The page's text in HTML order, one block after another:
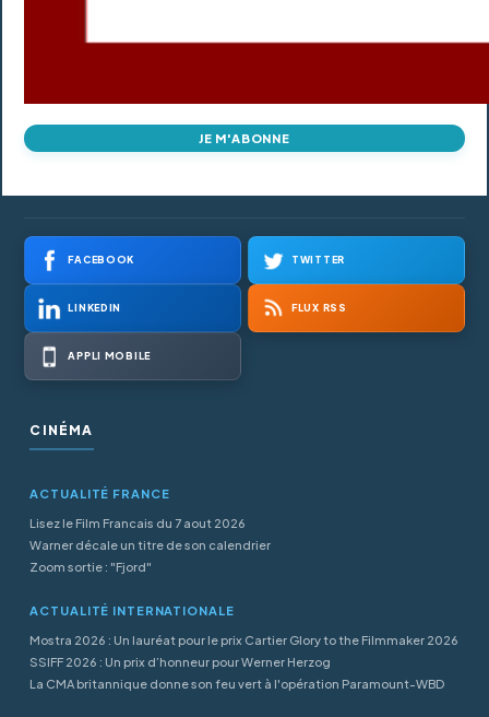
JE M'ABONNE
FACEBOOK TWITTER
LINKEDIN FLUX RSS
APPLI MOBILE
CINÉMA
ACTUALITÉ FRANCE
Lisez le Film Francais du 7 aout 2026
Warner décale un titre de son calendrier
Zoom sortie : "Fjord"
ACTUALITÉ INTERNATIONALE
Mostra 2026 : Un lauréat pour le prix Cartier Glory to the Filmmaker 2026
SSIFF 2026 : Un prix d’honneur pour Werner Herzog
La CMA britannique donne son feu vert à l'opération Paramount-WBD